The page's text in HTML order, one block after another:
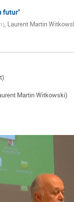
Princesse AGBENDA
Vincent Cheutet
futur"
), Laurent Martin
Martin Witkowski)